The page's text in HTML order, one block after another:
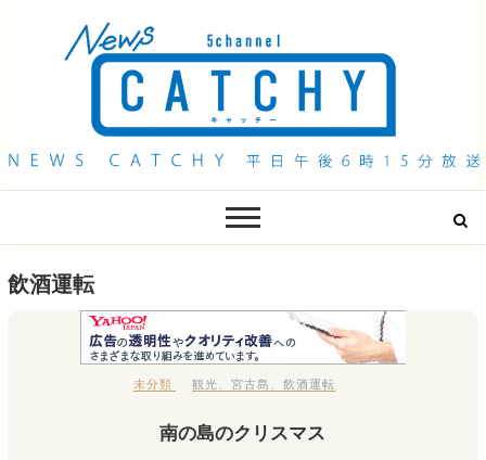
QAB NEWS Headline
飲酒運転
未分類 観光 、宮古島 、飲酒運転
南の島のクリスマス